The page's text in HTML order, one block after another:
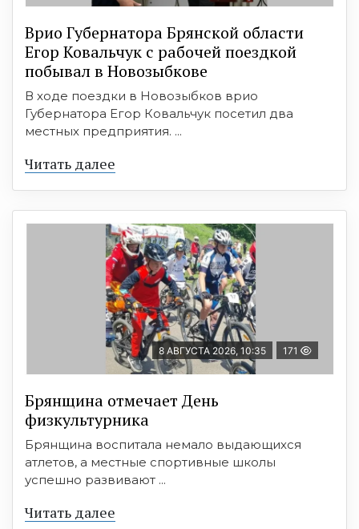
Врио Губернатора Брянской области
Егор Ковальчук с рабочей поездкой
побывал в Новозыбкове
В ходе поездки в Новозыбков врио
Губернатора Егор Ковальчук посетил два
местных предприятия. ...
Читать далее
8 АВГУСТА 2026, 10:35 171
Брянщина отмечает День
физкультурника
Брянщина воспитала немало выдающихся
атлетов, а местные спортивные школы
успешно развивают ...
Читать далее